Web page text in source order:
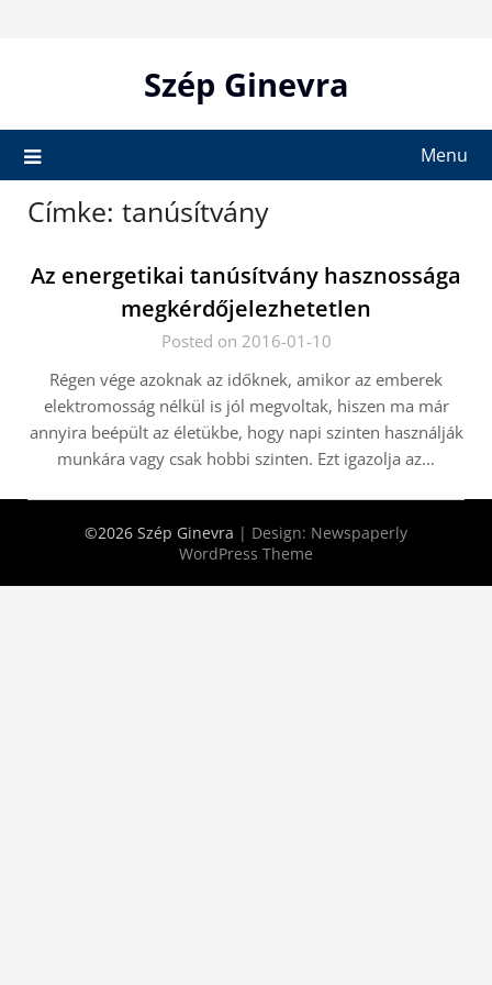
Szép Ginevra
Menu
Címke: tanúsítvány
Az energetikai tanúsítvány hasznossága
megkérdőjelezhetetlen
Posted on 2016-01-10
Régen vége azoknak az időknek, amikor az emberek
elektromosság nélkül is jól megvoltak, hiszen ma már
annyira beépült az életükbe, hogy napi szinten használják
munkára vagy csak hobbi szinten. Ezt igazolja az…
©2026 Szép Ginevra | Design: Newspaperly
WordPress Theme